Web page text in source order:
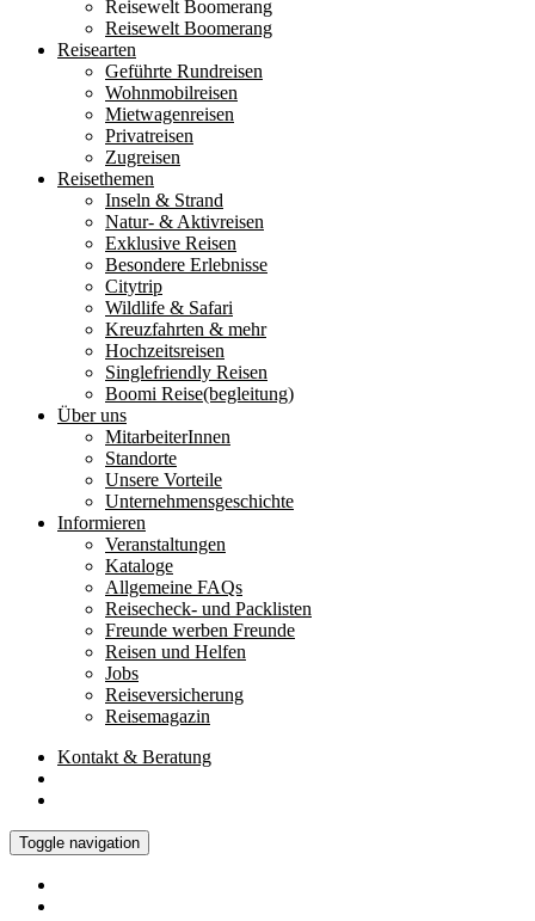
Reisewelt Boomerang
Reisewelt Boomerang
Reisearten
Geführte Rundreisen
Wohnmobilreisen
Mietwagenreisen
Privatreisen
Zugreisen
Reisethemen
Inseln & Strand
Natur- & Aktivreisen
Exklusive Reisen
Besondere Erlebnisse
Citytrip
Wildlife & Safari
Kreuzfahrten & mehr
Hochzeitsreisen
Singlefriendly Reisen
Boomi Reise(begleitung)
Über uns
MitarbeiterInnen
Standorte
Unsere Vorteile
Unternehmensgeschichte
Informieren
Veranstaltungen
Kataloge
Allgemeine FAQs
Reisecheck- und Packlisten
Freunde werben Freunde
Reisen und Helfen
Jobs
Reiseversicherung
Reisemagazin
Kontakt & Beratung
Toggle navigation